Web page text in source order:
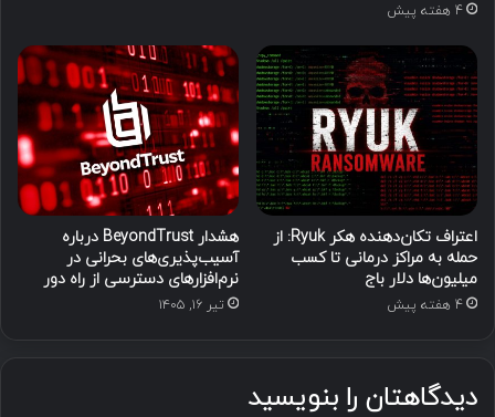
4 هفته پیش
اعتراف تکان‌دهنده هکر Ryuk: از
حمله به مراکز درمانی تا کسب
میلیون‌ها دلار باج
4 هفته پیش
هشدار BeyondTrust درباره
آسیب‌پذیری‌های بحرانی در
نرم‌افزارهای دسترسی از راه دور
تیر ۱۶, ۱۴۰۵
دیدگاهتان را بنویسید